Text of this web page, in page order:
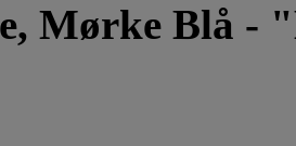
Mørke Blå -